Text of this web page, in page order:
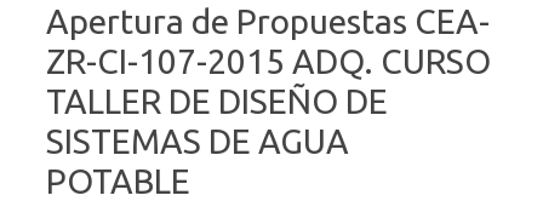
Apertura de Propuestas CEA-
ZR-CI-107-2015 ADQ. CURSO
TALLER DE DISEÑO DE
SISTEMAS DE AGUA
POTABLE